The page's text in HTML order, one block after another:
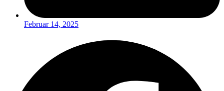
Februar 14, 2025